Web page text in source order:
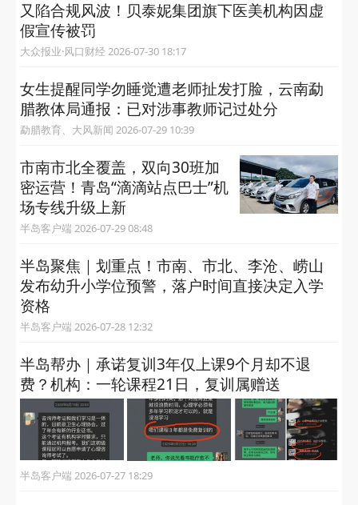
又陷合规风波！贝泰妮集团旗下医美机构因虚
假宣传被罚
大众报业·风口财经 2026-07-30 18:17
女生提醒同学勿睡觉遭老师扯发打脸，云南勐
腊教体局通报：已对涉事教师记过处分
勐腊教育、大风新闻 2026-07-29 10:39
市南市北全覆盖，双向30班加
密运营！青岛“滴滴站点巴士”机
场专线升级上新
半岛客户端 2026-07-29 08:48
半岛聚焦｜划重点！市南、市北、李沧、崂山
发布幼升小学位预警，落户时间直接决定入学
资格
半岛客户端 2026-07-28 12:32
半岛帮办｜承诺复训3年仅上课9个月却不退
费？机构：一轮课程21日，复训属赠送
半岛客户端 2026-07-27 18:29